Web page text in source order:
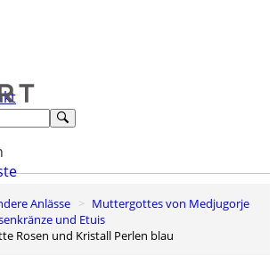
Anlässe
Muttergottes von Medjugorje
und Etuis
Rosen und Kristall Perlen blau